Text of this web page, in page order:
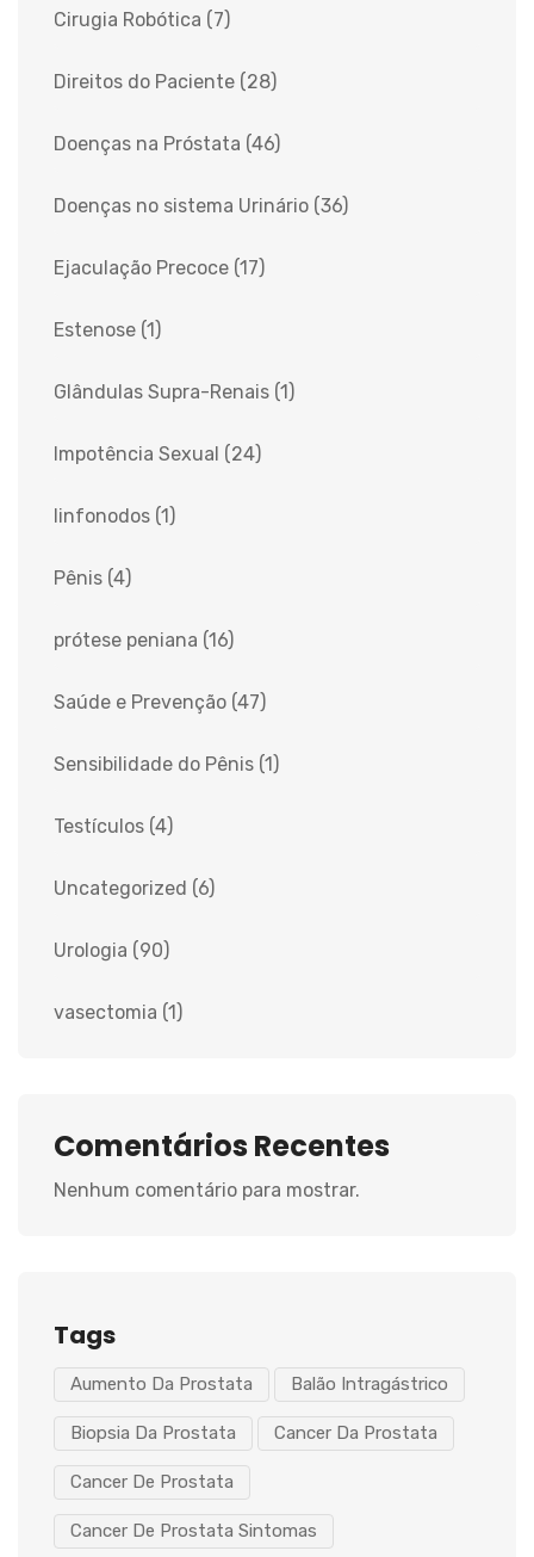
Cirugia Robótica (7)
Direitos do Paciente (28)
Doenças na Próstata (46)
Doenças no sistema Urinário (36)
Ejaculação Precoce (17)
Estenose (1)
Glândulas Supra-Renais (1)
Impotência Sexual (24)
linfonodos (1)
Pênis (4)
prótese peniana (16)
Saúde e Prevenção (47)
Sensibilidade do Pênis (1)
Testículos (4)
Uncategorized (6)
Urologia (90)
vasectomia (1)
Comentários Recentes
Nenhum comentário para mostrar.
Tags
Aumento Da Prostata Balão Intragástrico
Biopsia Da Prostata Cancer Da Prostata
Cancer De Prostata
Cancer De Prostata Sintomas